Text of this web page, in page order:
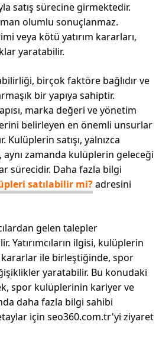
satış sürecine girmektedir.
olumlu sonuçlanmaz.
veya kötü yatırım kararları,
yaratabilir.
birçok faktöre bağlıdır ve
bir yapıya sahiptir.
marka değeri ve yönetim
belirleyen en önemli unsurlar
Kulüplerin satışı, yalnızca
zamanda kulüplerin geleceği
sürecidir. Daha fazla bilgi
satılabilir mi?adresini
gelen talepler
Yatırımcıların ilgisi, kulüplerin
ile birleştiğinde, spor
yaratabilir. Bu konudaki
spor kulüplerinin kariyer ve
daha fazla bilgi sahibi
için seo360.com.tr'yi ziyaret